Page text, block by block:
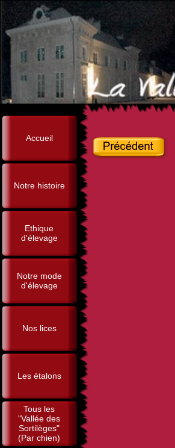
Accueil
Notre histoire
Ethique
d'élevage
Notre mode
d'élevage
Nos lices
Les étalons
Tous les
"Vallée des
Sortilèges"
(Par chien)